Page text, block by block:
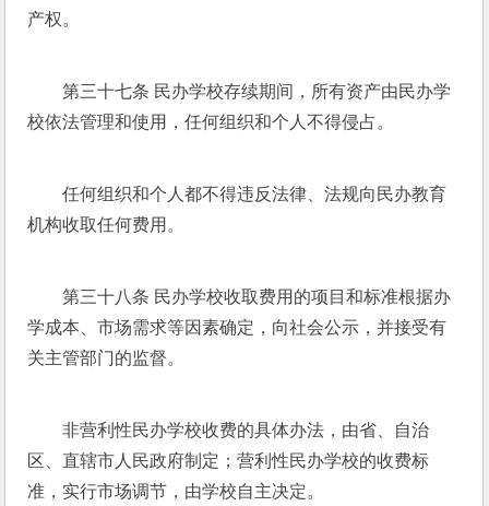
产权。
第三十七条 民办学校存续期间，所有资产由民办学
校依法管理和使用，任何组织和个人不得侵占。
任何组织和个人都不得违反法律、法规向民办教育
机构收取任何费用。
第三十八条 民办学校收取费用的项目和标准根据办
学成本、市场需求等因素确定，向社会公示，并接受有
关主管部门的监督。
非营利性民办学校收费的具体办法，由省、自治
区、直辖市人民政府制定；营利性民办学校的收费标
准，实行市场调节，由学校自主决定。